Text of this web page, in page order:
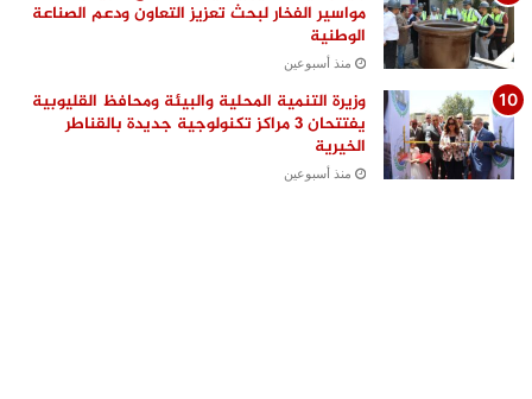
مواسير الفخار لبحث تعزيز التعاون ودعم الصناعة
الوطنية
منذ أسبوعين
وزيرة التنمية المحلية والبيئة ومحافظ القليوبية
يفتتحان 3 مراكز تكنولوجية جديدة بالقناطر
الخيرية
منذ أسبوعين